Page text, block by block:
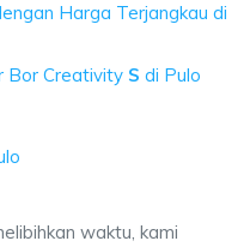
Harga Terjangkau di
Bor Creativity S di Pulo
waktu, kami